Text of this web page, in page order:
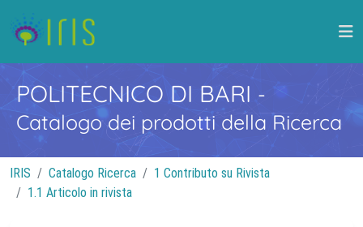
POLITECNICO DI BARI -
Catalogo dei prodotti della Ricerca
IRIS Catalogo Ricerca
1 Contributo su Rivista
1.1 Articolo in rivista